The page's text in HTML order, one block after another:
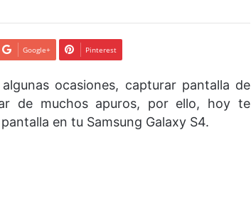
Google+ Pinterest
ocasiones, capturar pantalla de
de muchos apuros, por ello, hoy te
en tu Samsung Galaxy S4.